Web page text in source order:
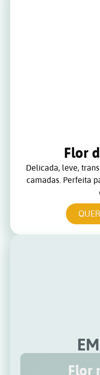
Flor
Delicada, leve,
camadas. Perfeita
Flor